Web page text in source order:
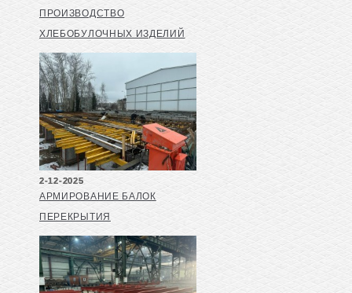
ПРОИЗВОДСТВО
ХЛЕБОБУЛОЧНЫХ ИЗДЕЛИЙ
2-12-2025
АРМИРОВАНИЕ БАЛОК
ПЕРЕКРЫТИЯ